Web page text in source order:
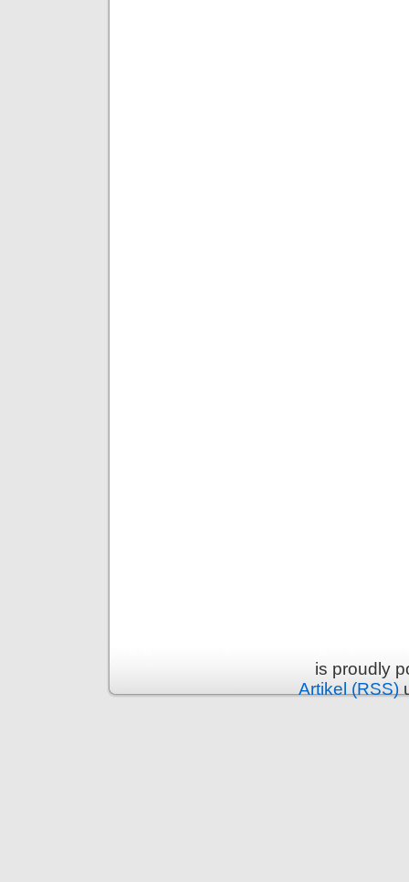
is proudly
Artikel (RSS)